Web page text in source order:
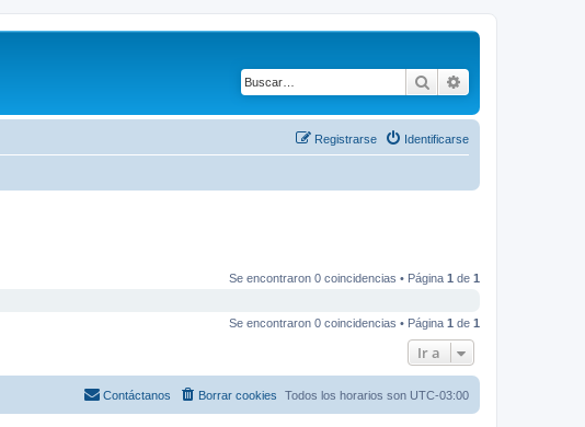
Buscar
Identificarse
Registrarse
Se encontraron 0 coincidencias • Página 1 de 1
Se encontraron 0 coincidencias • Página 1 de 1
Ir a
Todos los horarios son UTC-03:00
Borrar cookies
Contáctanos